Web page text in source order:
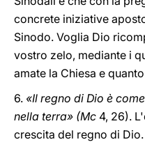
concrete iniziative
Sinodo. Voglia Dio
vostro zelo, mediante i
amate la Chiesa e
6. «Il regno di Dio è
nella terra» (Mc 4, 26).
crescita del regno di